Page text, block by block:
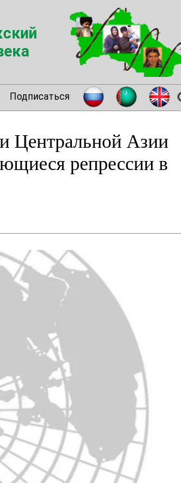
Подписаться
Центральной Азии
репрессии в